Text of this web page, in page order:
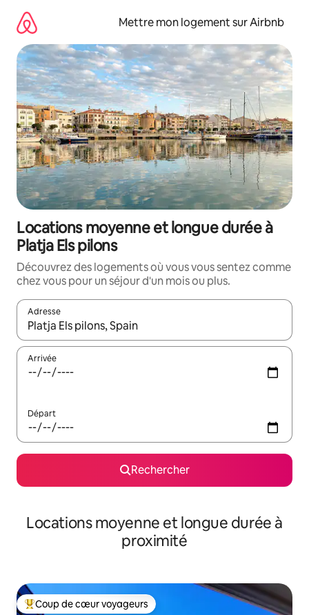
directement
contenu
Mettre mon logement sur Airbnb
Locations moyenne et longue durée à
Platja Els pilons
Découvrez des logements où vous vous sentez comme
chez vous pour un séjour d'un mois ou plus.
Adresse
Lorsque les résultats s'affichent, utilisez les flèches vers le
Arrivée
Départ
Rechercher
Locations moyenne et longue durée à
proximité
Coups de cœur voyageurs les plus appréciés
Coup de cœur voyageurs